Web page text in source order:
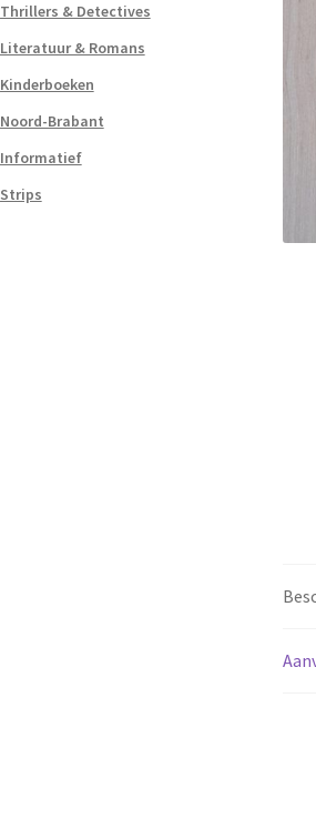
Thrillers & Detectives
Literatuur & Romans
Kinderboeken
Noord-Brabant
Informatief
Strips